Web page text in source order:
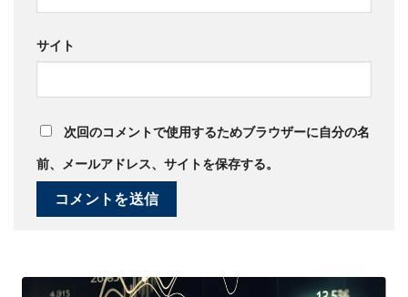
サイト
次回のコメントで使用するためブラウザーに自分の名
前、メールアドレス、サイトを保存する。